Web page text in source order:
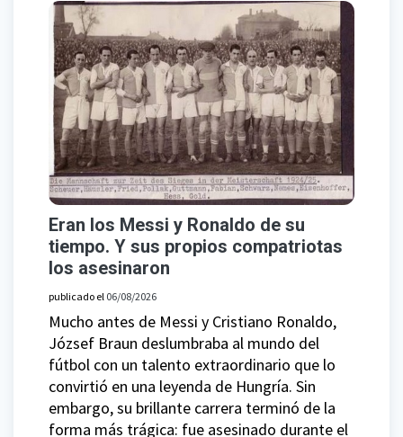
Eran los Messi y Ronaldo de su
tiempo. Y sus propios compatriotas
los asesinaron
publicado el 06/08/2026
Mucho antes de Messi y Cristiano Ronaldo,
József Braun deslumbraba al mundo del
fútbol con un talento extraordinario que lo
convirtió en una leyenda de Hungría. Sin
embargo, su brillante carrera terminó de la
forma más trágica: fue asesinado durante el